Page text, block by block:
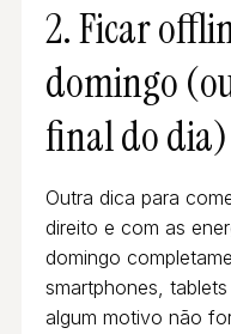
2. Ficar
domingo
final do dia)
Outra dica para
direito e com as
domingo
smartphones,
algum motivo não